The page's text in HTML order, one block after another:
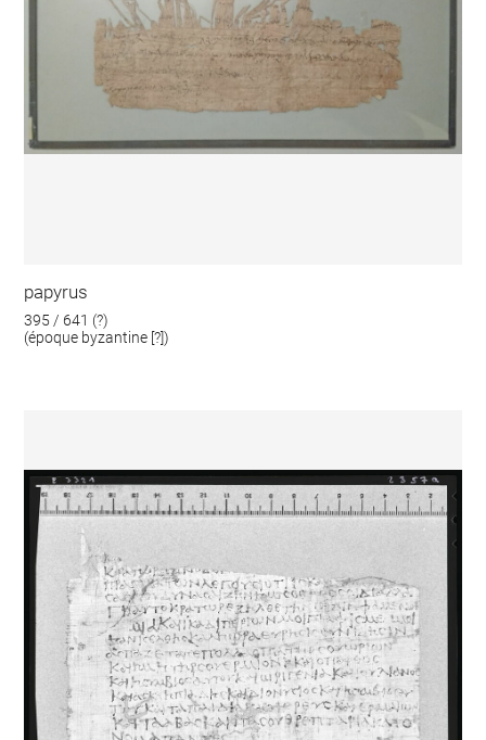
papyrus
395 / 641 (?)
(époque byzantine [?])